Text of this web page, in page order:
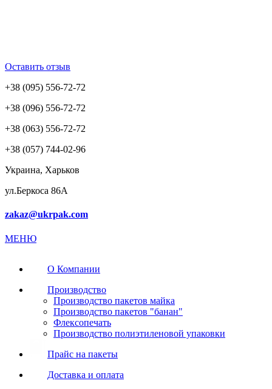
Оставить отзыв
+38 (095) 556-72-72
+38 (096) 556-72-72
+38 (063) 556-72-72
+38 (057) 744-02-96
Украина, Харьков
ул.Беркоса 86А
zakaz@ukrpak.com
МЕНЮ
О Компании
Производство
Производство пакетов майка
Производство пакетов "банан"
Флексопечать
Производство полиэтиленовой упаковки
Прайс на пакеты
Доставка и оплата